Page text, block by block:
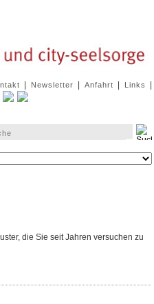
Newsletter Anfahrt Links
die Sie seit Jahren versuchen zu